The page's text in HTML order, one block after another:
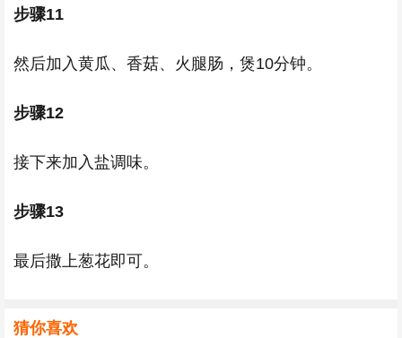
步骤11
然后加入黄瓜、香菇、火腿肠，煲10分钟。
步骤12
接下来加入盐调味。
步骤13
最后撒上葱花即可。
猜你喜欢